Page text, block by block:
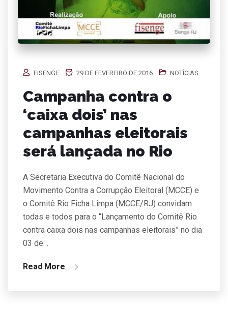
FISENGE 29 DE FEVEREIRO DE 2016 NOTÍCIAS
Campanha contra o
‘caixa dois’ nas
campanhas eleitorais
será lançada no Rio
A Secretaria Executiva do Comitê Nacional do
Movimento Contra a Corrupção Eleitoral (MCCE) e
o Comitê Rio Ficha Limpa (MCCE/RJ) convidam
todas e todos para o “Lançamento do Comitê Rio
contra caixa dois nas campanhas eleitorais” no dia
03 de…
Read More